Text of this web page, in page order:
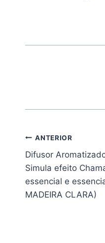
Navegação
de
Post
ANTERIOR
Difusor
Simula efeito
essencial e
MADEIRA CLARA)